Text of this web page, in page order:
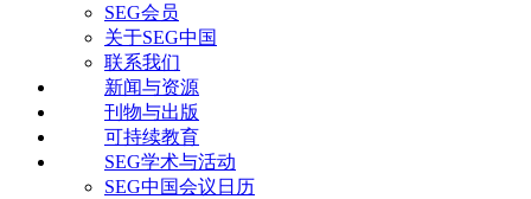
SEG会员
关于SEG中国
联系我们
新闻与资源
刊物与出版
可持续教育
SEG学术与活动
SEG中国会议日历